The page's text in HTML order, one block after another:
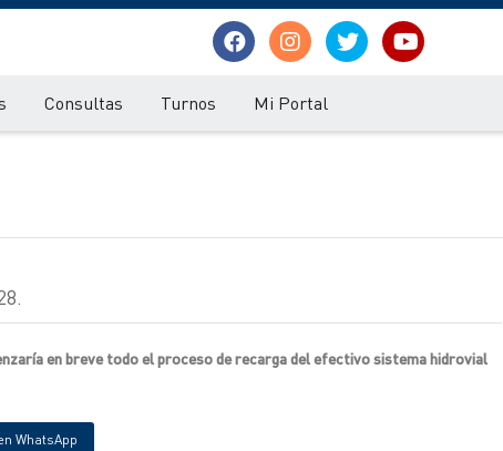
Consultas Turnos Mi Portal
en breve todo el proceso de recarga del efectivo sistema hidrovial
WhatsApp